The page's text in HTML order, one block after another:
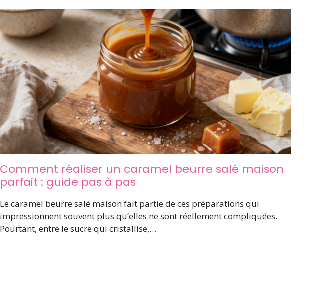
Comment réaliser un caramel beurre salé maison
parfait : guide pas à pas
Le caramel beurre salé maison fait partie de ces préparations qui
impressionnent souvent plus qu’elles ne sont réellement compliquées.
Pourtant, entre le sucre qui cristallise,…